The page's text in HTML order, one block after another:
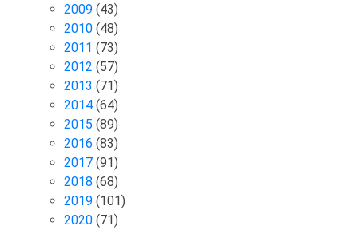
2009 (43)
2010 (48)
2011 (73)
2012 (57)
2013 (71)
2014 (64)
2015 (89)
2016 (83)
2017 (91)
2018 (68)
2019 (101)
2020 (71)